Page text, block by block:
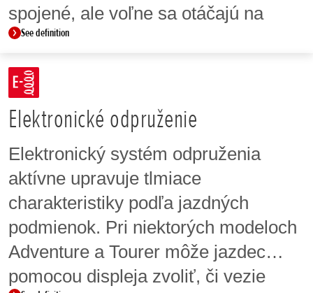
spojené, ale voľne sa otáčajú na
hriadeli ozubeného kolesa, kým nie
sú zablokované ozubeným
posuvným krúžkom. To zaisťuje
plynulé a postupné radenie
prevodových stupňov.
See definition
Elektronické odpruženie
Elektronický systém odpruženia
aktívne upravuje tlmiace
charakteristiky podľa jazdných
podmienok. Pri niektorých modeloch
Adventure a Tourer môže jazdec
pomocou displeja zvoliť, či vezie